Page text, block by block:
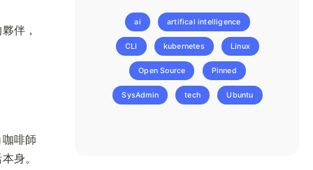
伴，
啡師
身。
ai artifical intelligence
CLI kubernetes Linux
Open Source Pinned
SysAdmin tech Ubuntu